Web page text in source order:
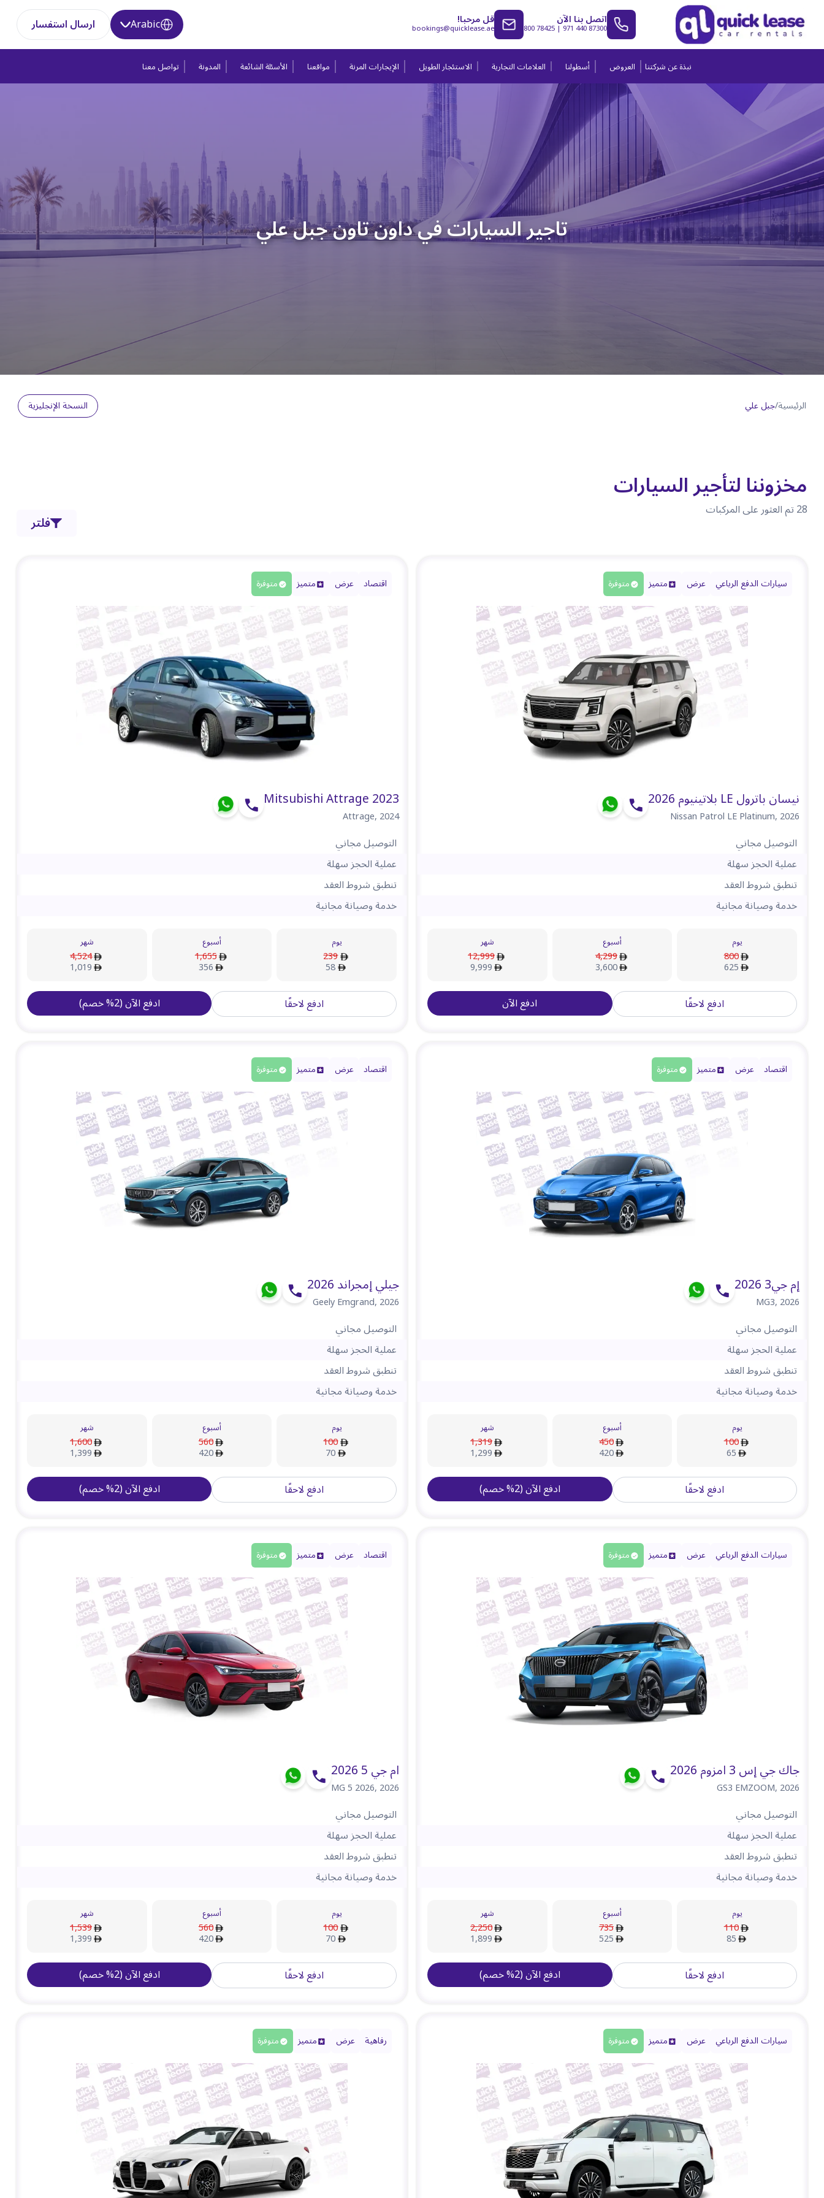
اتصل بنا الآن800 78425 |971 440 87300 قل مرحبا!
bookings@quicklease.ae
Arabic ارسال استفسار
نبذة عن شركتنا العروض أسطولنا العلامات التجارية الاستئجار الطويل الإيجارات المرنة مواقعنا الأسئلة الشائعة المدونة تواصل معنا
تاجير السيارات في داون تاون جبل علي
الرئيسية/جبل علي النسخة الإنجليزية
مخزوننا لتأجير السيارات
28تم العثور على المركبات
فلتر
سيارات الدفع الرباعي عرض متميز متوفرة
نيسان باترول LE بلاتينيوم 2026
Nissan Patrol LE Platinum,2026
التوصيل مجاني
عملية الحجز سهلة
تنطبق شروط العقد
خدمة وصيانة مجانية
يوم
800
625
أسبوع
4,299
3,600
شهر
12,999
9,999
ادفع لاحقًا ادفع الآن
اقتصاد عرض متميز متوفرة
Mitsubishi Attrage 2023
Attrage,2024
التوصيل مجاني
عملية الحجز سهلة
تنطبق شروط العقد
خدمة وصيانة مجانية
يوم
239
58
أسبوع
1,655
356
شهر
4,524
1,019
ادفع لاحقًا ادفع الآن(
2
%خصم)
اقتصاد عرض متميز متوفرة
إم جي3 2026
MG3,2026
التوصيل مجاني
عملية الحجز سهلة
تنطبق شروط العقد
خدمة وصيانة مجانية
يوم
100
65
أسبوع
450
420
شهر
1,319
1,299
ادفع لاحقًا ادفع الآن(
2
%خصم)
اقتصاد عرض متميز متوفرة
جيلي إمجراند 2026
Geely Emgrand,2026
التوصيل مجاني
عملية الحجز سهلة
تنطبق شروط العقد
خدمة وصيانة مجانية
يوم
100
70
أسبوع
560
420
شهر
1,600
1,399
ادفع لاحقًا ادفع الآن(
2
%خصم)
سيارات الدفع الرباعي عرض متميز متوفرة
جاك جي إس 3 امزوم 2026
GS3 EMZOOM,2026
التوصيل مجاني
عملية الحجز سهلة
تنطبق شروط العقد
خدمة وصيانة مجانية
يوم
110
85
أسبوع
735
525
شهر
2,250
1,899
ادفع لاحقًا ادفع الآن(
2
%خصم)
اقتصاد عرض متميز متوفرة
ام جي 5 2026
MG 5 2026,2026
التوصيل مجاني
عملية الحجز سهلة
تنطبق شروط العقد
خدمة وصيانة مجانية
يوم
100
70
أسبوع
560
420
شهر
1,539
1,399
ادفع لاحقًا ادفع الآن(
2
%خصم)
سيارات الدفع الرباعي عرض متميز متوفرة رفاهية عرض متميز متوفرة